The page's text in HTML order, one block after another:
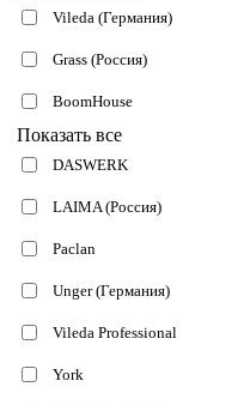
Vileda (Германия)
Grass (Россия)
BoomHouse
Показать все
DASWERK
LAIMA (Россия)
Paclan
Unger (Германия)
Vileda Professional
York